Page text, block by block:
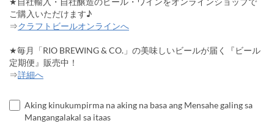
ご購入いただけます♪
⇒クラフトビールオンラインへ
★毎月「RIO BREWING & CO.」の美味しいビールが届く『ビール
定期便』販売中！
⇒詳細へ
Aking kinukumpirma na aking na basa ang Mensahe galing sa
Mangangalakal sa itaas